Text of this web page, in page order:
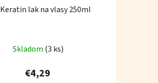
Taft Keratin lak na vlasy 250ml
Skladom (3 ks)
€4,29